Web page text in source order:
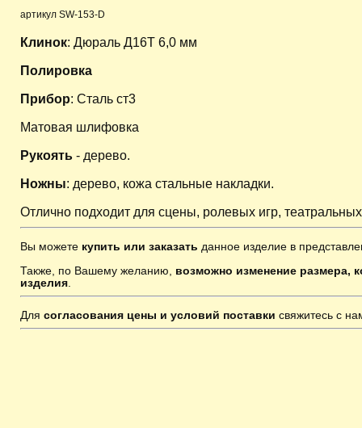
артикул SW-153-D
Клинок: Дюраль Д16Т 6,0 мм
Полировка
Прибор: Сталь ст3
Матовая шлифовка
Рукоять - дерево.
Ножны: дерево, кожа стальные накладки.
Отлично подходит для сцены, ролевых игр,
Вы можете купить или заказать данное изделие в
Также, по Вашему желанию, возможно изменение размера,
изделия
Для согласования цены и условий поставки свяжитесь с